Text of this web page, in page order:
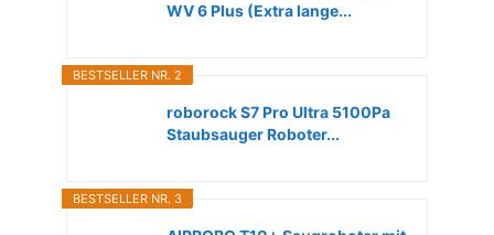
WV 6 Plus (Extra lange...
BESTSELLER NR. 2
roborock S7 Pro Ultra 5100Pa
Staubsauger Roboter...
BESTSELLER NR. 3